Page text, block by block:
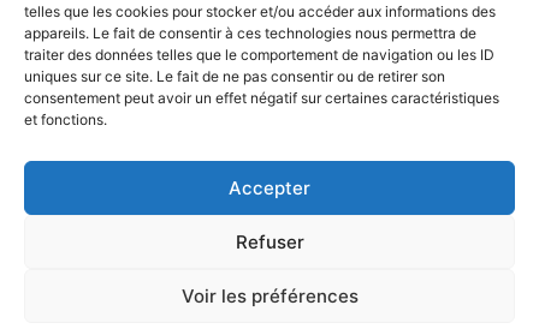
telles que les cookies pour stocker et/ou accéder aux informations des
appareils. Le fait de consentir à ces technologies nous permettra de
traiter des données telles que le comportement de navigation ou les ID
uniques sur ce site. Le fait de ne pas consentir ou de retirer son
consentement peut avoir un effet négatif sur certaines caractéristiques
et fonctions.
Accepter
Refuser
Voir les préférences
Le Cabaret Vert prépare son habit d’apparat
19 octobre 2025